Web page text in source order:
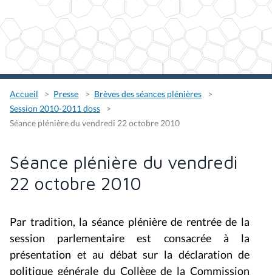
Accueil Presse
Brèves des séances plénières
Session 2010-2011 doss
Séance plénière du vendredi 22 octobre 2010
Séance plénière du vendredi
22 octobre 2010
Par tradition, la séance plénière de rentrée de la
session parlementaire est consacrée à la
présentation et au débat sur la déclaration de
politique générale du Collège de la Commission